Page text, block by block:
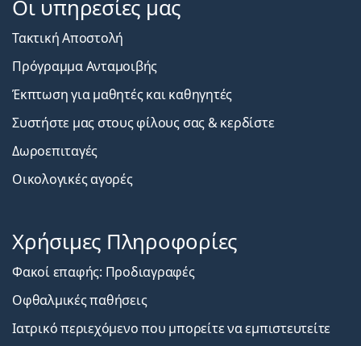
Οι υπηρεσίες μας
Τακτική Αποστολή
Πρόγραμμα Ανταμοιβής
Έκπτωση για μαθητές και καθηγητές
Συστήστε μας στους φίλους σας & κερδίστε
Δωροεπιταγές
Οικολογικές αγορές
Χρήσιμες Πληροφορίες
Φακοί επαφής: Προδιαγραφές
Οφθαλμικές παθήσεις
Ιατρικό περιεχόμενο που μπορείτε να εμπιστευτείτε